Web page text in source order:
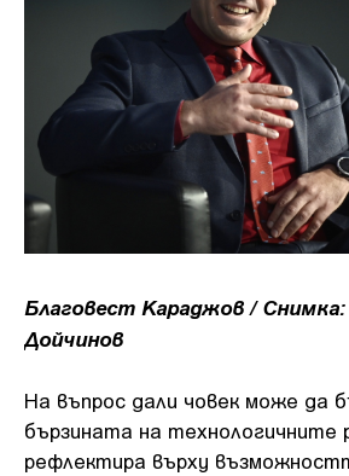
Благовест Караджов / Снимка:
Дойчинов
На въпрос дали човек може да
бързината на технологичните
рефлектира върху